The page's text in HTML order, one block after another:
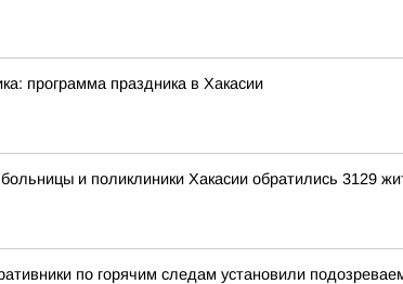
программа праздника в Хакасии
и поликлиники Хакасии обратились 3129
по горячим следам установили